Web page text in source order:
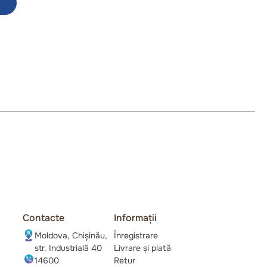
Contacte
Moldova, Chișinău,
str. Industrială 40
14600
Informații
Înregistrare
Livrare și plată
Retur